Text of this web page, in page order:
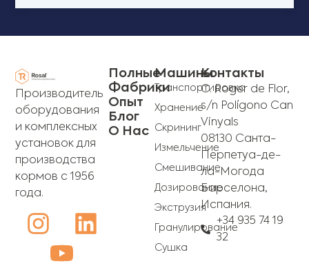
Производитель
оборудования
и комплексных
установок для
производства
кормов с 1956
года.
Машины
Транспортировка
Хранение
Скрининг
Измельчение
Смешивание
Дозирование
Экструзия
Гранулирование
Сушка
Полные
Фабрики
Опыт
Блог
О Нас
Контакты
C. Roger de Flor,
s/n Polígono Can
Vinyals
08130 Санта-
Перпетуа-де-
ла-Могода
Барселона,
Испания.
+34 935 74 19
32